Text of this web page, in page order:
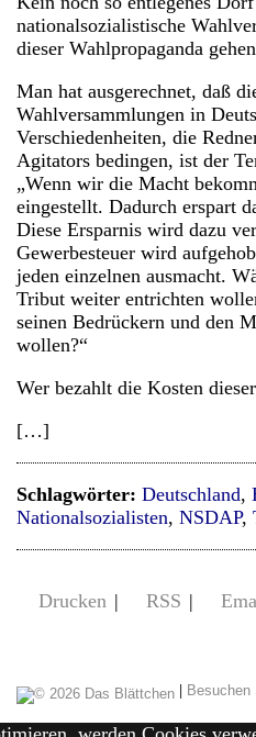
nationalsozialistische
dieser Wahlpropaganda
Man hat ausgerechnet, daß
Wahlversammlungen in
Verschiedenheiten, die
Agitators bedingen, ist der
„Wenn wir die Macht
eingestellt. Dadurch erspart
Diese Ersparnis wird dazu
Gewerbesteuer wird
jeden einzelnen ausmacht.
Tribut weiter entrichten
seinen Bedrückern und den
wollen?“
Wer bezahlt die Kosten
[…]
Schlagwörter: Deutschland,
Nationalsozialisten, NSDAP,
Drucken | RSS |
|